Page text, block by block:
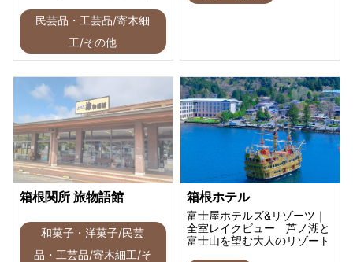
民芸品・工芸品/寄木細
工/その他
箱根関所 旅物語館
和菓子・洋菓子/民芸
品・工芸品/寄木細工/そ
箱根ホテル
富士屋ホテルズ&リゾーツ｜
全室レイクビュー 芦ノ湖と
富士山を望む大人のリゾート